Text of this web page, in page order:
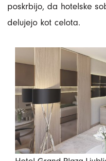
poskrbijo, da hotelske
delujejo kot celota.